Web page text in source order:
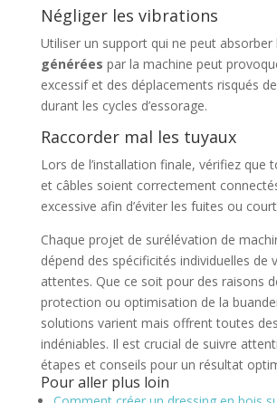
Négliger les vibrations
Utiliser un support qui ne peut absorber
générées par la machine peut
excessif et des déplacements risqués
durant les cycles d’essorage.
Raccorder mal les tuyaux
Lors de l’installation finale, vérifiez que
et câbles soient correctement
excessive afin d’éviter les fuites ou
Chaque projet de surélévation de
dépend des spécificités individuelles de
attentes. Que ce soit pour des raisons
protection ou optimisation de la
solutions varient mais offrent toutes
indéniables. Il est crucial de suivre
étapes et conseils pour un résultat
Pour aller plus loin